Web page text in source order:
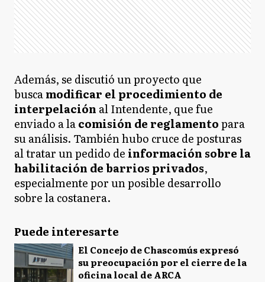
Además, se discutió un proyecto que
buscamodificar el procedimiento de
interpelación al Intendente, que fue
enviado a lacomisión de reglamentopara
su análisis. También hubo cruce de posturas
al tratar un pedido de información sobre la
habilitación de barrios privados,
especialmente por un posible desarrollo
sobre la costanera.
Puede interesarte
El Concejo de Chascomús expresó
su preocupación por el cierre de la
oficina local de ARCA